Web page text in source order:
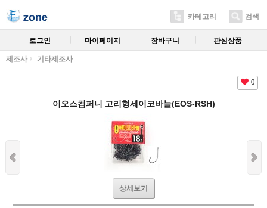
카테고리 검색
로그인 마이페이지 장바구니 관심상품
제조사 기타제조사
0
이오스컴퍼니 고리형세이코바늘(EOS-RSH)
상세보기